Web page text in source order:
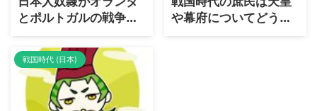
とポルトガルの戦争に
参加していた
や幕府についてどう考
えていたの？
戦国時代 (日本)